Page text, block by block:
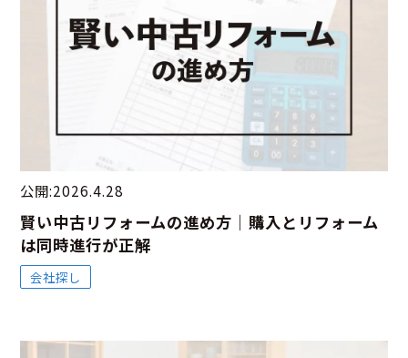
公開:2026.4.28
賢い中古リフォームの進め方｜購入とリフォーム
は同時進行が正解
会社探し